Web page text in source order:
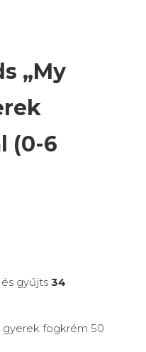
„My
(0-6
gyűjts 34
gyerek fogkrém 50